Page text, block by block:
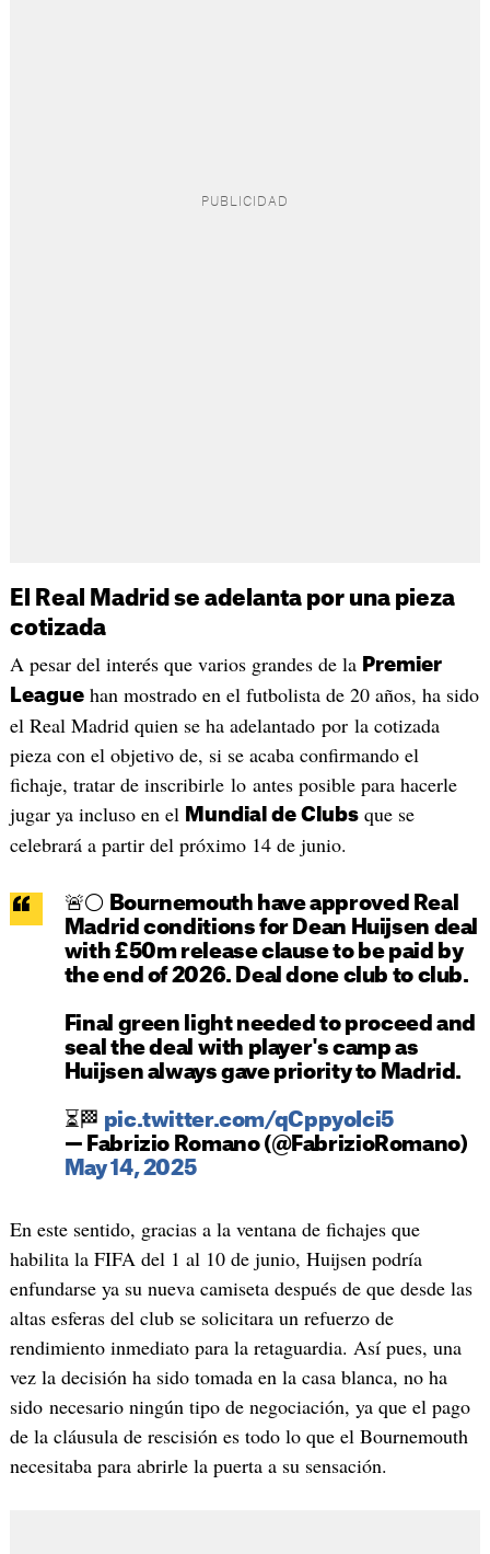
El Real Madrid se adelanta por una pieza
cotizada
A pesar del interés que varios grandes de la Premier
Leaguehan mostrado en el futbolista de 20 años, ha sido
el Real Madrid quien se ha adelantado por la cotizada
pieza con el objetivo de, si se acaba confirmando el
fichaje, tratar de inscribirle lo antes posible para hacerle
jugar ya incluso en el Mundial de Clubsque se
celebrará a partir del próximo 14 de junio.
🚨⚪️ Bournemouth have approved Real
Madrid conditions for Dean Huijsen deal
with £50m release clause to be paid by
the end of 2026. Deal done club to club.
Final green light needed to proceed and
seal the deal with player's camp as
Huijsen always gave priority to Madrid.
⏳🏁 pic.twitter.com/qCppyoIci5
— Fabrizio Romano (@FabrizioRomano)
May 14, 2025
En este sentido, gracias a la ventana de fichajes que
habilita la FIFA del 1 al 10 de junio, Huijsen podría
enfundarse ya su nueva camiseta después de que desde las
altas esferas del club se solicitara un refuerzo de
rendimiento inmediato para la retaguardia. Así pues, una
vez la decisión ha sido tomada en la casa blanca, no ha
sido necesario ningún tipo de negociación, ya que el pago
de la cláusula de rescisión es todo lo que el Bournemouth
necesitaba para abrirle la puerta a su sensación.